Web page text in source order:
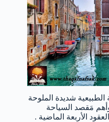
الطبيعية شديدة الملوحة
مَقصد السياحة
الأربعة الماضية .